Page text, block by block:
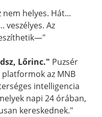
nem helyes. Hát...
veszélyes. Az
Lőrinc." Puzsér
platformok az MNB
intelligencia
napi 24 órában,
kereskednek."